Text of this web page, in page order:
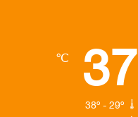
ت
ق
ر
ر
ا
37
℃
38º - 29º